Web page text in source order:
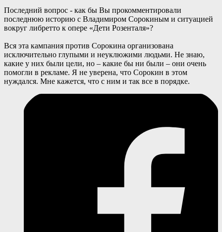
Последний вопрос - как бы Вы прокомментировали
последнюю историю с Владимиром Сорокиным и ситуацией
вокруг либретто к опере «Дети Розенталя»?
Вся эта кампания против Сорокина организована
исключительно глупыми и неуклюжими людьми. Не знаю,
какие у них были цели, но – какие бы ни были – они очень
помогли в рекламе. Я не уверена, что Сорокин в этом
нуждался. Мне кажется, что с ним и так все в порядке.